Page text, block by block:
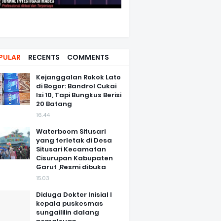
RECENTS COMMENTS
Kejanggalan Rokok Lato
di Bogor: Bandrol Cukai
Isi 10, Tapi Bungkus Berisi
20 Batang
16.44
Waterboom Situsari
yang terletak di Desa
Situsari Kecamatan
Cisurupan Kabupaten
Garut ,Resmi dibuka
15.03
Diduga Dokter Inisial I
kepala puskesmas
sungaililin dalang